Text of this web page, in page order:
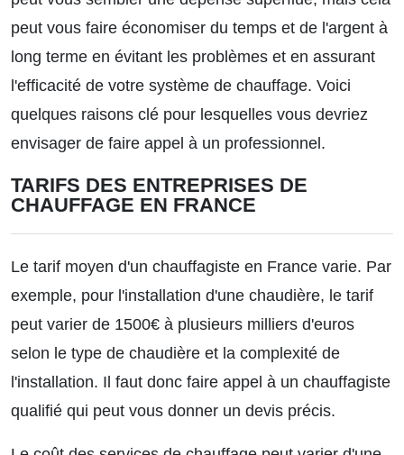
peut vous faire économiser du temps et de l'argent à
long terme en évitant les problèmes et en assurant
l'efficacité de votre système de chauffage. Voici
quelques raisons clé pour lesquelles vous devriez
envisager de faire appel à un professionnel.
TARIFS DES ENTREPRISES DE
CHAUFFAGE EN FRANCE
Le tarif moyen d'un chauffagiste en France varie. Par
exemple, pour l'installation d'une chaudière, le tarif
peut varier de 1500€ à plusieurs milliers d'euros
selon le type de chaudière et la complexité de
l'installation. Il faut donc faire appel à un chauffagiste
qualifié qui peut vous donner un devis précis.